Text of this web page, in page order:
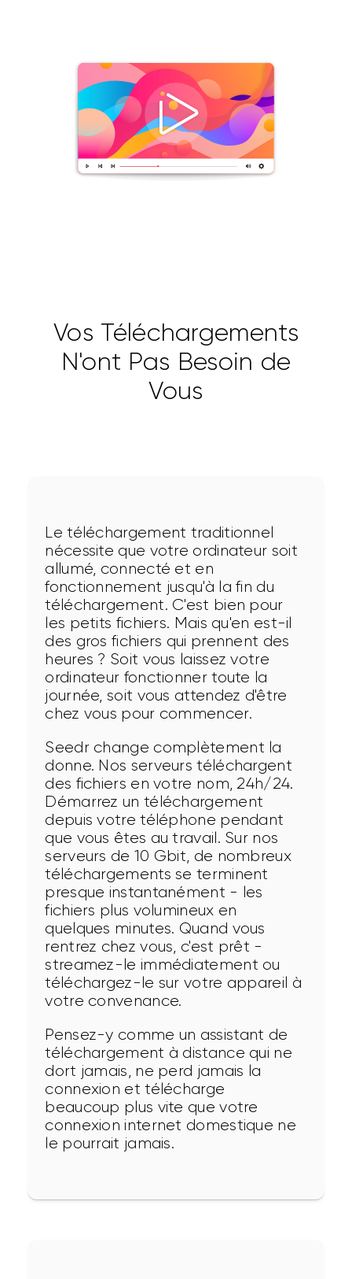
Vos Téléchargements
N'ont Pas Besoin de
Vous
Le téléchargement traditionnel
nécessite que votre ordinateur soit
allumé, connecté et en
fonctionnement jusqu'à la fin du
téléchargement. C'est bien pour
les petits fichiers. Mais qu'en est-il
des gros fichiers qui prennent des
heures ? Soit vous laissez votre
ordinateur fonctionner toute la
journée, soit vous attendez d'être
chez vous pour commencer.
Seedr change complètement la
donne. Nos serveurs téléchargent
des fichiers en votre nom, 24h/24.
Démarrez un téléchargement
depuis votre téléphone pendant
que vous êtes au travail. Sur nos
serveurs de 10 Gbit, de nombreux
téléchargements se terminent
presque instantanément - les
fichiers plus volumineux en
quelques minutes. Quand vous
rentrez chez vous, c'est prêt -
streamez-le immédiatement ou
téléchargez-le sur votre appareil à
votre convenance.
Pensez-y comme un assistant de
téléchargement à distance qui ne
dort jamais, ne perd jamais la
connexion et télécharge
beaucoup plus vite que votre
connexion internet domestique ne
le pourrait jamais.